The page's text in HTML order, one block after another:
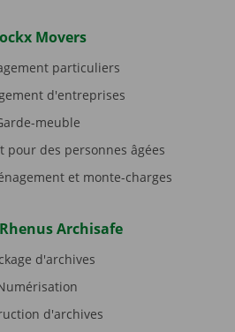
Movers
particuliers
d'entreprises
meuble
pour des personnes âgées
et monte-charges
Archisafe
d'archives
d'archives